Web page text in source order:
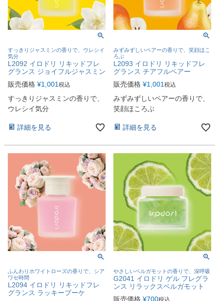
すっきりジャスミンの香りで、ウレシイ
気分
L2092 イロドリ リキッドフレ
グランス ジョイフルジャスミン
販売価格 ¥1,001 税込
すっきりジャスミンの香りで、
ウレシイ気分
詳細を見る
みずみずしいペアーの香りで、笑顔ほこ
ろぶ
L2093 イロドリ リキッドフレ
グランス チアフルペアー
販売価格 ¥1,001 税込
みずみずしいペアーの香りで、
笑顔ほころぶ
詳細を見る
ふんわりホワイトローズの香りで、シア
ワセ時間
L2094 イロドリ リキッドフレ
グランス ラッキーブーケ
やさしいベルガモットの香りで、深呼吸
G2041 イロドリ ゲル フレグラ
ンス リラックスベルガモット
販売価格 ¥700税込